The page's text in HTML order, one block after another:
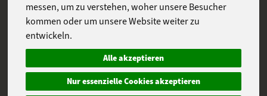
messen, um zu verstehen, woher unsere Besucher
kommen oder um unsere Website weiter zu
entwickeln.
Alle akzeptieren
Nur essenzielle Cookies akzeptieren